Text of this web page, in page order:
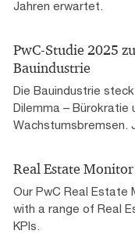
Jahren erwartet.
PwC-Studie 2025
Bauindustrie
Die Bauindustrie
Dilemma – Bürokratie
Wachstumsbremsen.
Real Estate Monitor
Our PwC Real Estate
with a range of Real
KPIs.